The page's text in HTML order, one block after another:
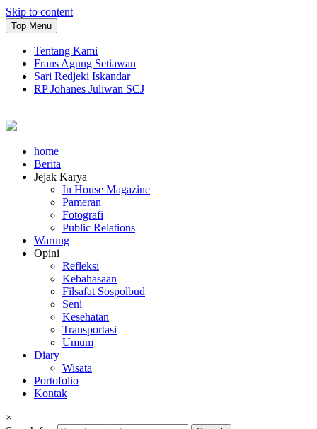
Skip to content
Top Menu
Tentang Kami
Frans Agung Setiawan
Sari Redjeki Iskandar
RP Johanes Juliwan SCJ
home
Berita
Jejak Karya
In House Magazine
Pameran
Fotografi
Public Relations
Warung
Opini
Refleksi
Kebahasaan
Filsafat Sospolbud
Seni
Kesehatan
Transportasi
Umum
Diary
Wisata
Portofolio
Kontak
×